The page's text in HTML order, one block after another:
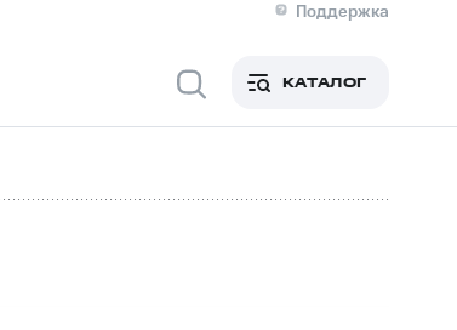
Поддержка
Медиа-центр
в регионе
Рынок акций
КАТАЛОГ